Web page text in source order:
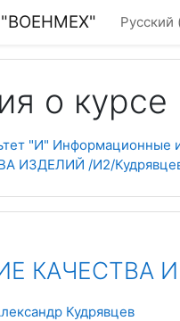
"ВОЕНМЕХ" Русский
о курсе
"И" Информационные
ИЗДЕЛИЙ /И2/
КАЧЕСТВА
Кудрявцев